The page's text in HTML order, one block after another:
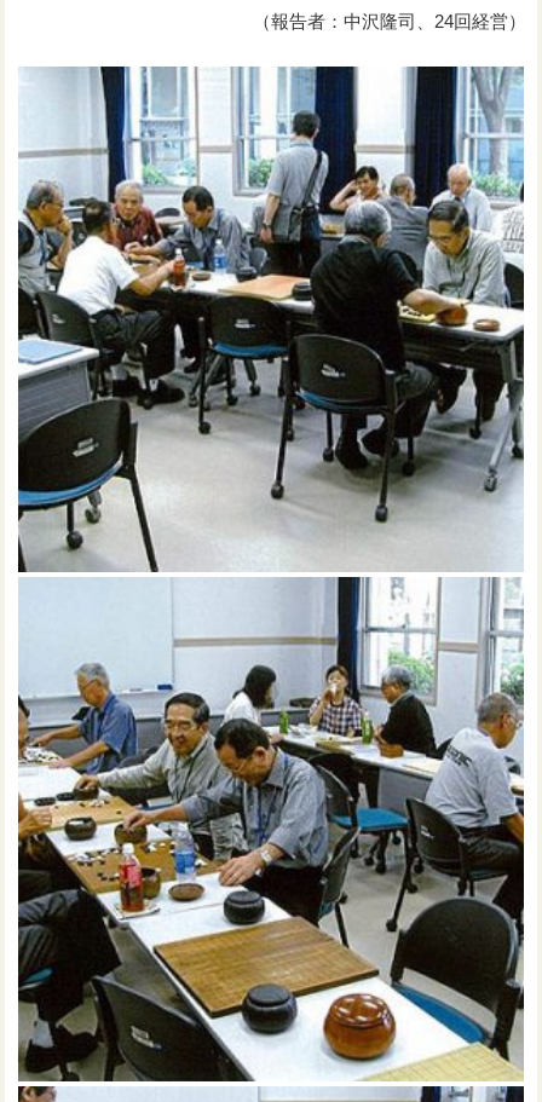
（報告者：中沢隆司、24回経営）